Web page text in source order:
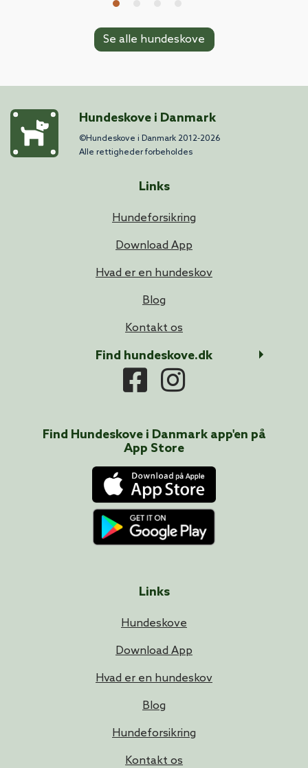
Se alle hundeskove
Hundeskove i Danmark
©Hundeskove i Danmark 2012-2026
Alle rettigheder forbeholdes
Links
Hundeskove
Download App
Hvad er en hundeskov
Blog
Hundeforsikring
Kontakt os
Links
Hundeforsikring
Download App
Hvad er en hundeskov
Blog
Kontakt os
Find hundeskove.dk
Find Hundeskove i Danmark app'en på
App Store